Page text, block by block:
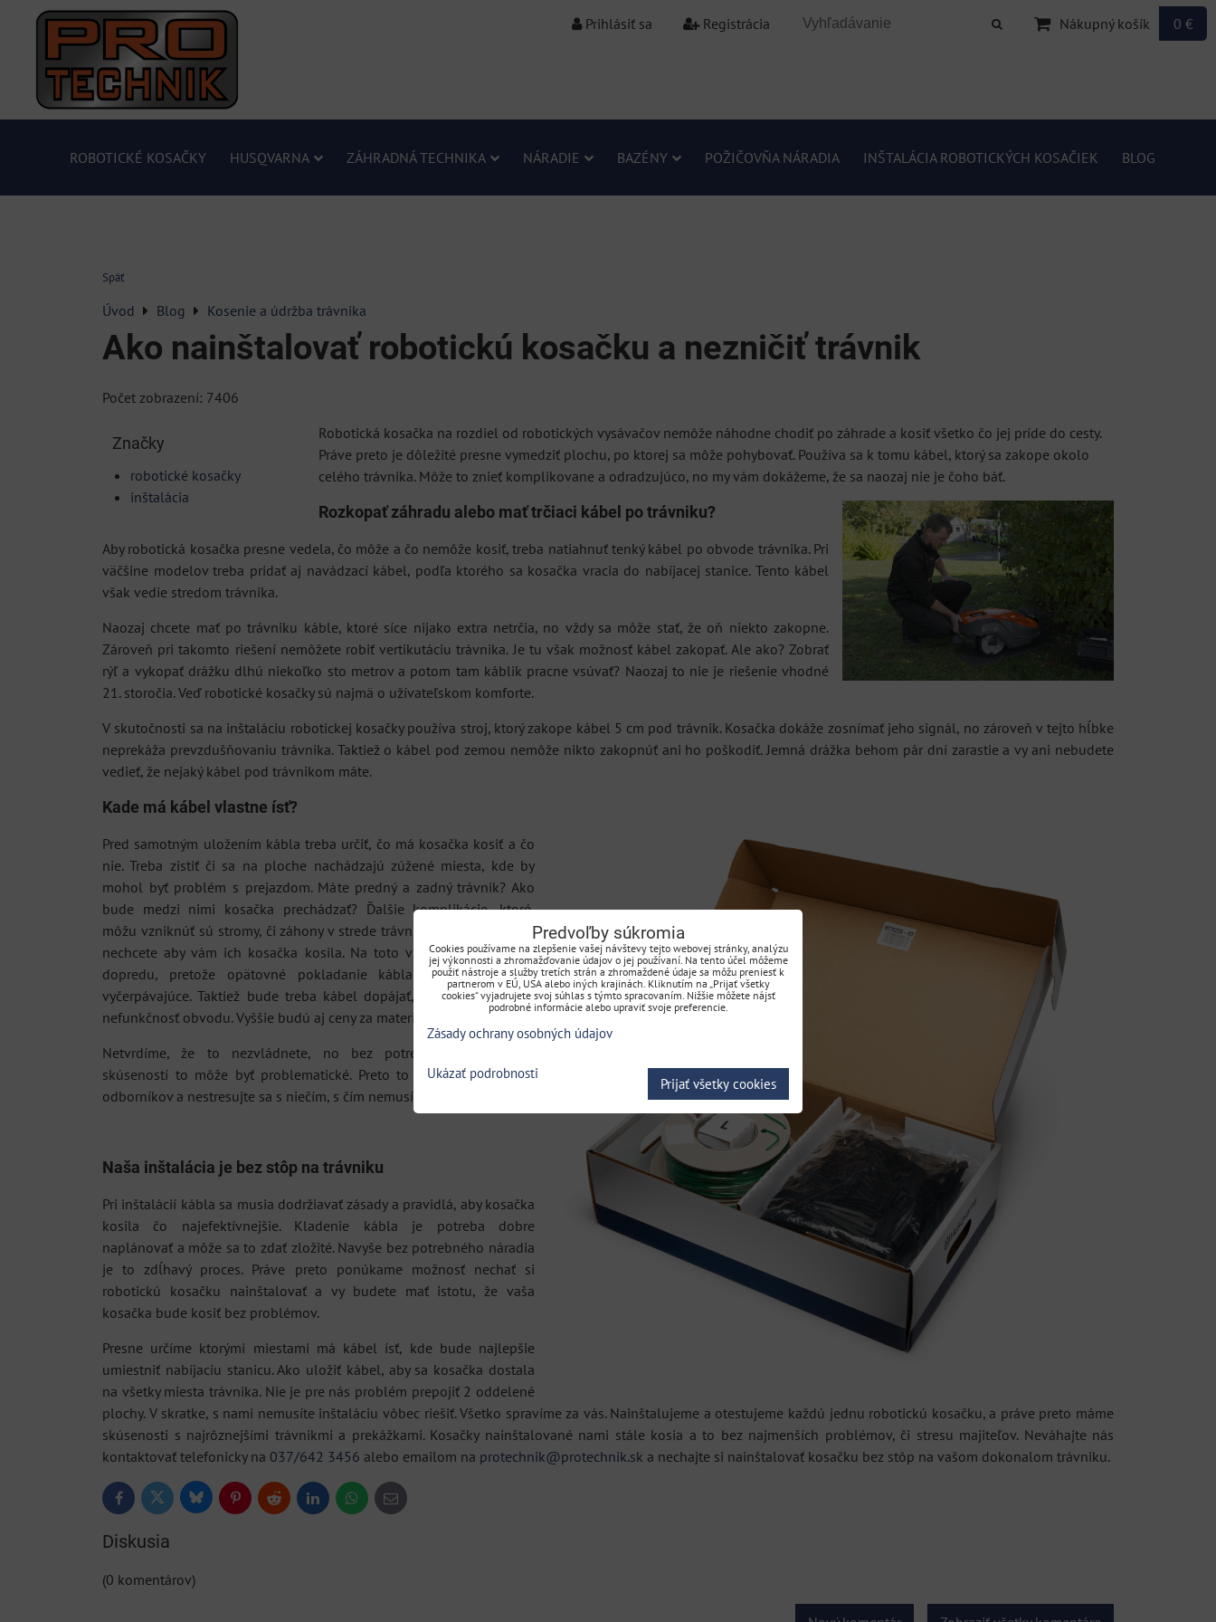
Prihlásiť sa Registrácia Nákupný košík 0 €
ROBOTICKÉ KOSAČKY HUSQVARNA ZÁHRADNÁ TECHNIKA NÁRADIE BAZÉNY POŽIČOVŇA NÁRADIA INŠTALÁCIA ROBOTICKÝCH KOSAČIEK BLOG
Späť
Úvod Blog Kosenie a údržba trávnika
Ako nainštalovať robotickú kosačku a nezničiť trávnik
Počet zobrazení: 7406
Značky
robotické kosačky
inštalácia
Robotická kosačka na rozdiel od robotických vysávačov nemôže náhodne chodiť po záhrade a kosiť všetko čo jej príde do cesty.
Práve preto je dôležité presne vymedziť plochu, po ktorej sa môže pohybovať. Používa sa k tomu kábel, ktorý sa zakope okolo
celého trávnika. Môže to znieť komplikovane a odradzujúco, no my vám dokážeme, že sa naozaj nie je čoho báť.
Rozkopať záhradu alebo mať trčiaci kábel po trávniku?
Aby robotická kosačka presne vedela, čo môže a čo nemôže kosiť, treba natiahnuť tenký kábel po obvode trávnika. Pri
väčšine modelov treba pridať aj navádzací kábel, podľa ktorého sa kosačka vracia do nabíjacej stanice. Tento kábel
však vedie stredom trávnika.
Naozaj chcete mať po trávniku káble, ktoré síce nijako extra netrčia, no vždy sa môže stať, že oň niekto zakopne.
Zároveň pri takomto riešení nemôžete robiť vertikutáciu trávnika. Je tu však možnosť kábel zakopať. Ale ako? Zobrať
rýľ a vykopať drážku dlhú niekoľko sto metrov a potom tam káblik pracne vsúvať? Naozaj to nie je riešenie vhodné
21. storočia. Veď robotické kosačky sú najmä o užívateľskom komforte.
V skutočnosti sa na inštaláciu robotickej kosačky používa stroj, ktorý zakope kábel 5 cm pod trávnik. Kosačka dokáže zosnímať jeho signál, no zároveň v tejto hĺbke
neprekáža prevzdušňovaniu trávnika. Taktiež o kábel pod zemou nemôže nikto zakopnúť ani ho poškodiť. Jemná drážka behom pár dní zarastie a vy ani nebudete
vedieť, že nejaký kábel pod trávnikom máte.
Kade má kábel vlastne ísť?
Pred samotným uložením kábla treba určiť, čo má kosačka kosiť a čo
nie. Treba zistiť či sa na ploche nachádzajú zúžené miesta, kde by
mohol byť problém s prejazdom. Máte predný a zadný trávnik? Ako
bude medzi nimi kosačka prechádzať? Ďalšie komplikácie, ktoré
môžu vzniknúť sú stromy, či záhony v strede trávnika. Pravdepodobne
nechcete aby vám ich kosačka kosila. Na toto všetko treba myslieť
dopredu, pretože opätovné pokladanie kábla môže byť veľmi
vyčerpávajúce. Taktiež bude treba kábel dopájať, čo môže spôsobiť
nefunkčnosť obvodu. Vyššie budú aj ceny za materiál.
Netvrdíme, že to nezvládnete, no bez potrebných znalostí a
skúseností to môže byť problematické. Preto to radšej nechajte na
odborníkov a nestresujte sa s niečím, s čím nemusíte.
Naša inštalácia je bez stôp na trávniku
Pri inštalácií kábla sa musia dodržiavať zásady a pravidlá, aby kosačka
kosila čo najefektívnejšie. Kladenie kábla je potreba dobre
naplánovať a môže sa to zdať zložité. Navyše bez potrebného náradia
je to zdĺhavý proces. Práve preto ponúkame možnosť nechať si
robotickú kosačku nainštalovať a vy budete mať istotu, že vaša
kosačka bude kosiť bez problémov.
Presne určíme ktorými miestami má kábel ísť, kde bude najlepšie
umiestniť nabíjaciu stanicu. Ako uložiť kábel, aby sa kosačka dostala
na všetky miesta trávnika. Nie je pre nás problém prepojiť 2 oddelené
plochy. V skratke, s nami nemusíte inštaláciu vôbec riešiť. Všetko spravíme za vás. Nainštalujeme a otestujeme každú jednu robotickú kosačku, a práve preto máme
skúsenosti s najrôznejšími trávnikmi a prekážkami. Kosačky nainštalované nami stále kosia a to bez najmenších problémov, či stresu majiteľov. Neváhajte nás
kontaktovať telefonicky na 037/642 3456 alebo emailom na protechnik@protechnik.sk a nechajte si nainštalovať kosačku bez stôp na vašom dokonalom trávniku.
FacebookTwitter BlueskyPinterestReddit LinkedInWhatsApp
E-
mail
Diskusia
(0 komentárov)
Predvoľby súkromia
Cookies používame na zlepšenie vašej návštevy tejto webovej stránky, analýzu
jej výkonnosti a zhromažďovanie údajov o jej používaní. Na tento účel môžeme
použiť nástroje a služby tretích strán a zhromaždené údaje sa môžu preniesť k
partnerom v EÚ, USA alebo iných krajinách. Kliknutím na „Prijať všetky
cookies“ vyjadrujete svoj súhlas s týmto spracovaním. Nižšie môžete nájsť
podrobné informácie alebo upraviť svoje preferencie.
Zásady ochrany osobných údajov
Ukázať podrobnosti
Prijať všetky cookies